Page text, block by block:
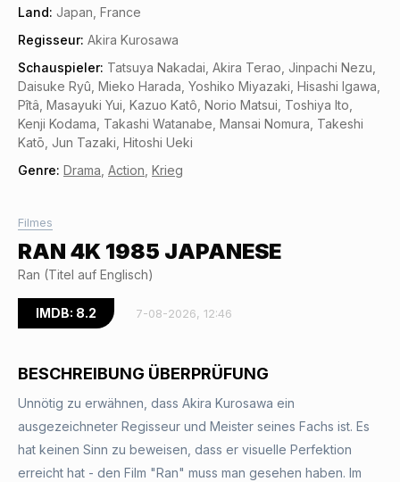
Land: Japan, France
Regisseur: Akira Kurosawa
Schauspieler: Tatsuya Nakadai, Akira Terao, Jinpachi Nezu,
Daisuke Ryû, Mieko Harada, Yoshiko Miyazaki, Hisashi Igawa,
Pîtâ, Masayuki Yui, Kazuo Katô, Norio Matsui, Toshiya Ito,
Kenji Kodama, Takashi Watanabe, Mansai Nomura, Takeshi
Katō, Jun Tazaki, Hitoshi Ueki
Genre: Drama, Action, Krieg
Filmes
RAN 4K 1985 JAPANESE
Ran (Titel auf Englisch)
IMDB: 8.2 7-08-2026, 12:46
BESCHREIBUNG ÜBERPRÜFUNG
Unnötig zu erwähnen, dass Akira Kurosawa ein
ausgezeichneter Regisseur und Meister seines Fachs ist. Es
hat keinen Sinn zu beweisen, dass er visuelle Perfektion
erreicht hat - den Film "Ran" muss man gesehen haben. Im